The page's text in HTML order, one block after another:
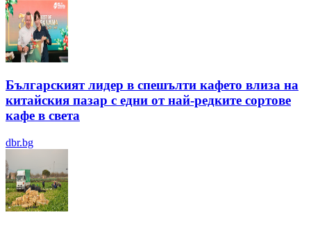
Българският лидер в спешълти кафето влиза на
китайския пазар с едни от най-редките сортове
кафе в света
dbr.bg